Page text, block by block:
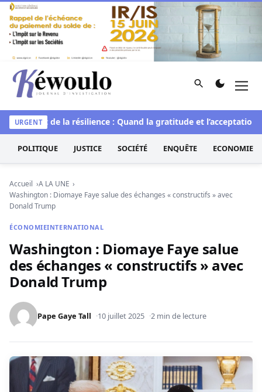
Aller au contenu
Kéwoulo, le premier site d'information et d'investigation
Rechercher
URGENT
L’art de la résilience : Quand la gratitude et l’acceptation
POLITIQUE JUSTICE SOCIÉTÉ ENQUÊTE ECONOMIE
Accueil
A LA UNE
Washington : Diomaye Faye salue des échanges « constructifs » avec
Donald Trump
ÉCONOMIEINTERNATIONAL
Washington : Diomaye Faye salue
des échanges « constructifs » avec
Donald Trump
Pape Gaye Tall 10 juillet 2025 2 min de lecture